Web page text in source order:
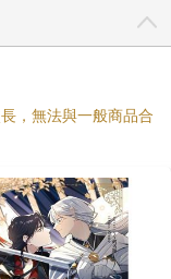
消息，姬玄與貝希
是。帝都不久恐要
利。至於安全方
裡聽來的消息？還
？」
答。
，無法與一般商品合